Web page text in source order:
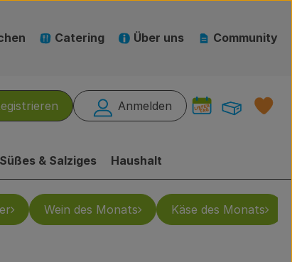
Catering Über uns Community
Anmelden
Süßes & Salziges Haushalt
Wein des Monats Käse des Monats